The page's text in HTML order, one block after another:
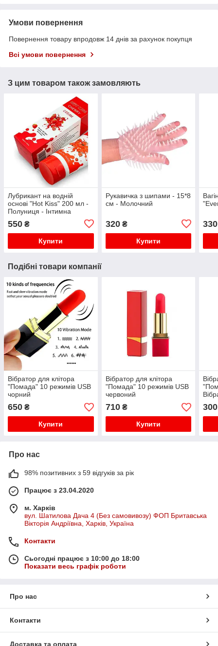
Умови повернення
Повернення товару впродовж 14 днів за рахунок покупця
Всі умови повернення
З цим товаром також замовляють
Лубрикант на водній
основі "Hot Kiss" 200 мл -
Полуниця - Інтимна
550 ₴
Купити
Рукавичка з шипами - 15*8
см - Молочний
320₴
Купити
330
Подібні товари компанії
Вібратор для клітора
"Помада" 10 режимів USB
чорний
650 ₴
Купити
Вібратор для клітора
"Помада" 10 режимів USB
червоний
710₴
Купити
300
Про нас
98% позитивних з 59 відгуків за рік
Працює з 23.04.2020
м. Харків
вул. Шатилова Дача 4 (Без самовивозу) ФОП Бритавська
Вікторія Андріївна, Харків, Україна
Контакти
Сьогодні працює з 10:00 до 18:00
Показати весь графік роботи
Про нас
Контакти
Доставка та оплата